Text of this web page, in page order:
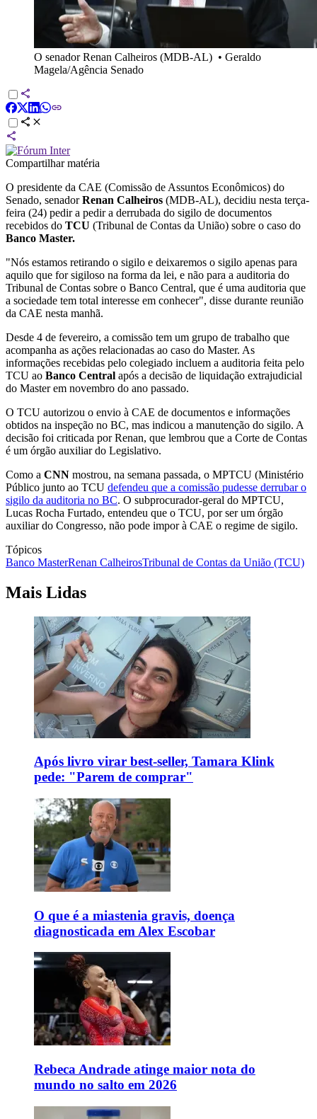
O senador Renan Calheiros (MDB-AL) • Geraldo
Magela/Agência Senado
Compartilhar matéria
O presidente da CAE (Comissão de Assuntos Econômicos) do
Senado, senadorRenan Calheiros (MDB-AL), decidiu nesta terça-
feira (24) pedir a pedir a derrubada do sigilo de documentos
recebidos do TCU (Tribunal de Contas da União) sobre o caso do
Banco Master.
"Nós estamos retirando o sigilo e deixaremos o sigilo apenas para
aquilo que for sigiloso na forma da lei, e não para a auditoria do
Tribunal de Contas sobre o Banco Central, que é uma auditoria que
a sociedade tem total interesse em conhecer", disse durante reunião
da CAE nesta manhã.
Desde 4 de fevereiro, a comissão tem um grupo de trabalho que
acompanha as ações relacionadas ao caso do Master. As
informações recebidas pelo colegiado incluem a auditoria feita pelo
TCU ao Banco Central após a decisão de liquidação extrajudicial
do Master em novembro do ano passado.
O TCU autorizou o envio à CAE de documentos e informações
obtidos na inspeção no BC, mas indicou a manutenção do sigilo. A
decisão foi criticada por Renan, que lembrou que a Corte de Contas
é um órgão auxiliar do Legislativo.
Como a CNN mostrou, na semana passada, o MPTCU (Ministério
Público junto ao TCU defendeu que a comissão pudesse derrubar o
sigilo da auditoria no BC. O subprocurador-geral do MPTCU,
Lucas Rocha Furtado, entendeu que o TCU, por ser um órgão
auxiliar do Congresso, não pode impor à CAE o regime de sigilo.
Tópicos
Banco MasterRenan CalheirosTribunal de Contas da União (TCU)
Mais Lidas
Após livro virar best-seller, Tamara Klink
pede: "Parem de comprar"
O que é a miastenia gravis, doença
diagnosticada em Alex Escobar
Rebeca Andrade atinge maior nota do
mundo no salto em 2026